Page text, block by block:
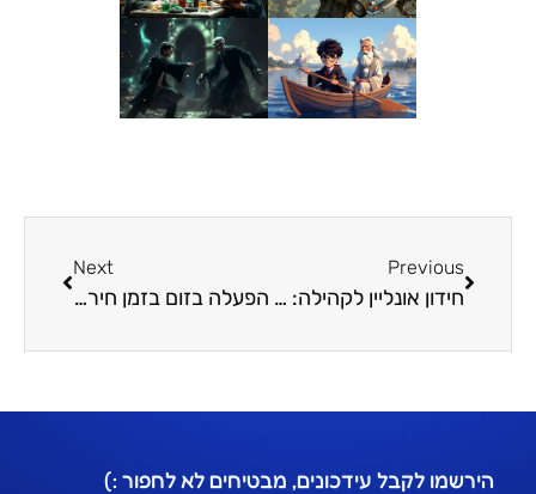
Previous
חידון אונליין לקהילה: כך יוצרים חיבור גם בלי לצאת מהסלון
Next
הפעלה בזום בזמן חירום – חידון OrQuiz אינטראקטיבי
הירשמו לקבל עידכונים, מבטיחים לא לחפור :)